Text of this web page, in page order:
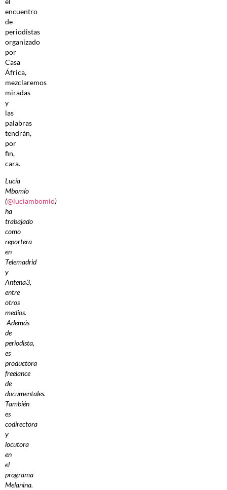
encuentro
de
periodistas
organizado
por
Casa
África,
mezclaremos
miradas
y
las
palabras
tendrán,
por
fin,
cara.
Lucía
Mbomío
(@luciambomio)
ha
trabajado
como
reportera
en
Telemadrid
y
Antena3,
entre
otros
medios.
Además
de
periodista,
es
productora
freelance
de
documentales.
También
es
codirectora
y
locutora
en
el
programa
Melanina.